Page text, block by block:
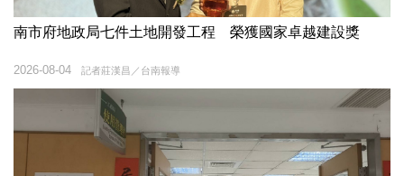
南市府地政局七件土地開發工程 榮獲國家卓越建設獎
記者莊漢昌／台南報導
2026-08-04